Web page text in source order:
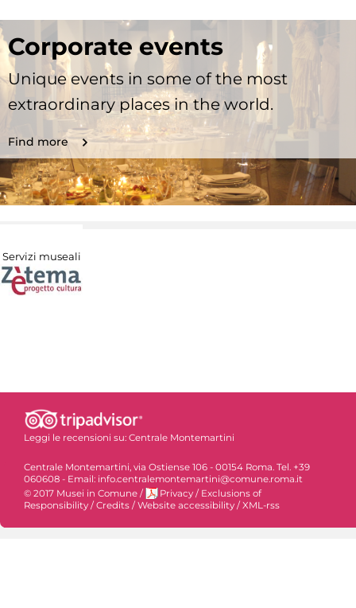
Corporate events
Unique events in some of the most
extraordinary places in the world.
Find more
Servizi museali
Leggi le recensioni su: Centrale Montemartini
Centrale Montemartini, via Ostiense 106 - 00154 Roma. Tel. +39
060608 - Email: info.centralemontemartini@comune.roma.it
© 2017 Musei in Comune / Privacy / Exclusions of
Responsibility / Credits / Website accessibility / XML-rss